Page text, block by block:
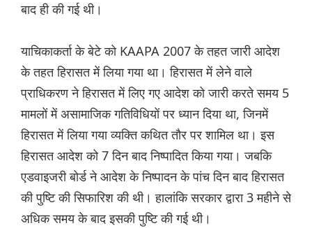
बाद ही की गई थी।
याचिकाकर्ता के बेटे को KAAPA 2007 के तहत जारी आदेश
के तहत हिरासत में लिया गया था। हिरासत में लेने वाले
प्राधिकरण ने हिरासत में लिए गए आदेश को जारी करते समय 5
मामलों में असामाजिक गतिविधियों पर ध्यान दिया था, जिनमें
हिरासत में लिया गया व्यक्ति कथित तौर पर शामिल था। इस
हिरासत आदेश को 7 दिन बाद निष्पादित किया गया। जबकि
एडवाइजरी बोर्ड ने आदेश के निष्पादन के पांच दिन बाद हिरासत
की पुष्टि की सिफारिश की थी। हालांकि सरकार द्वारा 3 महीने से
अधिक समय के बाद इसकी पुष्टि की गई थी।